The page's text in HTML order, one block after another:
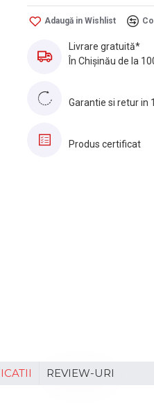
Adaugă in Wishlist
Livrare gratuită*
În Chișinău de la
Garantie si retur in
Produs certificat
REVIEW-URI